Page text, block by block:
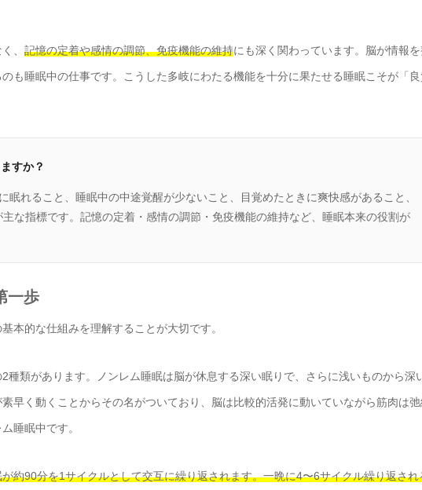
、 記憶の定着や感情の調節、免疫機能の維持にも深く関わっています。脳が情報
も睡眠中の仕事です。こうした多岐にわたる機能を十分に果たせる睡眠こそが「
すか？
眠れること、睡眠中の中途覚醒が少ないこと、目覚めたときに爽快感があること、
な指標です。記憶の定着・感情の調節・免疫機能の維持など、睡眠本来の役割が
一歩
本的な仕組みを理解することが大切です。
種類があります。ノンレム睡眠は脳が休息する深い眠りで、さらに浅いものから深
早く動くことからその名がついており、脳は比較的活発に動いていながら筋肉は
睡眠中です。
約90分を1サイクルとして交互に繰り返されます。一晩に4〜6サイクル繰り返され